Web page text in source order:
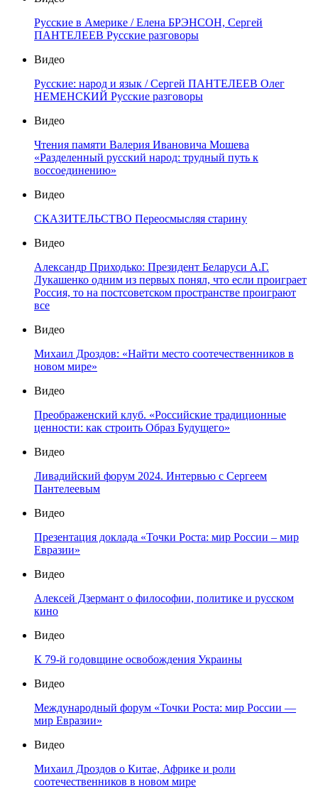
Русские в Америке / Елена БРЭНСОН, Сергей
ПАНТЕЛЕЕВ Русские разговоры
Видео
Русские: народ и язык / Сергей ПАНТЕЛЕЕВ Олег
НЕМЕНСКИЙ Русские разговоры
Видео
Чтения памяти Валерия Ивановича Мошева
«Разделенный русский народ: трудный путь к
воссоединению»
Видео
СКАЗИТЕЛЬСТВО Переосмысляя старину
Видео
Александр Приходько: Президент Беларуси А.Г.
Лукашенко одним из первых понял, что если проиграет
Россия, то на постсоветском пространстве проиграют
все
Видео
Михаил Дроздов: «Найти место соотечественников в
новом мире»
Видео
Преображенский клуб. «Российские традиционные
ценности: как строить Образ Будущего»
Видео
Ливадийский форум 2024. Интервью с Сергеем
Пантелеевым
Видео
Презентация доклада «Точки Роста: мир России – мир
Евразии»
Видео
Алексей Дзермант о философии, политике и русском
кино
Видео
К 79-й годовщине освобождения Украины
Видео
Международный форум «Точки Роста: мир России —
мир Евразии»
Видео
Михаил Дроздов о Китае, Африке и роли
соотечественников в новом мире